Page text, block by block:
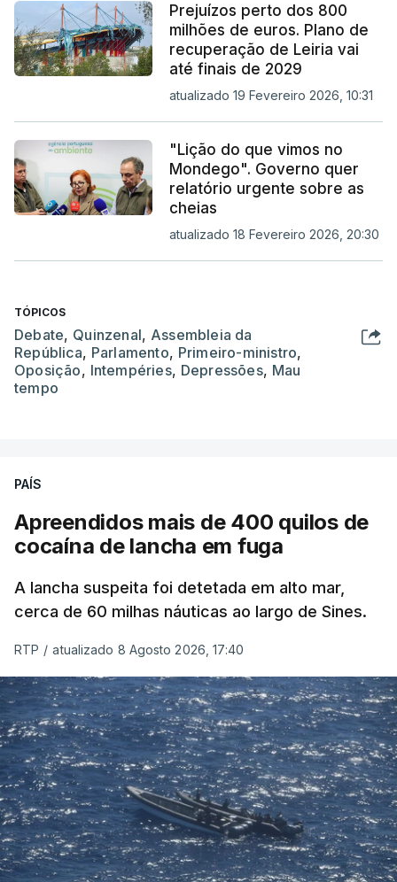
Prejuízos perto dos 800
milhões de euros. Plano de
recuperação de Leiria vai
até finais de 2029
atualizado 19 Fevereiro 2026, 10:31
"Lição do que vimos no
Mondego". Governo quer
relatório urgente sobre as
cheias
atualizado 18 Fevereiro 2026, 20:30
TÓPICOS
Debate, Quinzenal, Assembleia da
República, Parlamento, Primeiro-ministro,
Oposição, Intempéries, Depressões, Mau
tempo
PAÍS
Apreendidos mais de 400 quilos de
cocaína de lancha em fuga
A lancha suspeita foi detetada em alto mar,
cerca de 60 milhas náuticas ao largo de Sines.
RTP / atualizado 8 Agosto 2026, 17:40